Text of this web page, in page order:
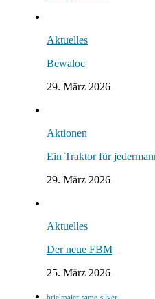
Aktuelles
Bewaloc
29. März 2026
Aktionen
Ein Traktor für
29. März 2026
Aktuelles
Der neue FBM
25. März 2026
brielmaier same silver